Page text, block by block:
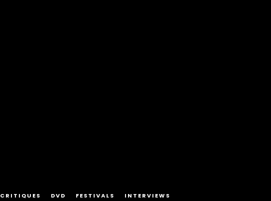
CRITIQUES DVD FESTIVALS INTERVIEWS